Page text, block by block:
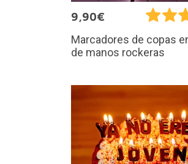
9,90€
Marcadores de copas
de manos rockeras